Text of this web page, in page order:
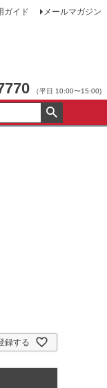
ガイド メールマガジン
（平日 10:00〜15:00)
録する